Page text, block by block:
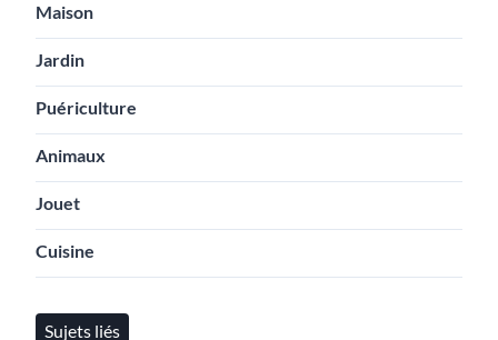
Maison
Jardin
Puériculture
Animaux
Jouet
Cuisine
Sujets liés